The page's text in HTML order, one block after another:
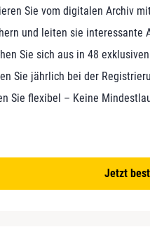
Sie vom digitalen Archiv
und leiten sie interessante
Sie sich aus in 48
Sie jährlich bei der
Sie flexibel – Keine
Jetzt